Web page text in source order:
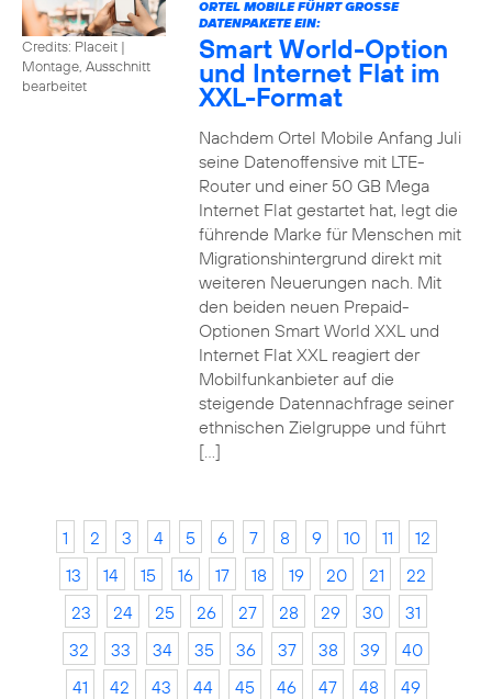
Credits: Placeit |
Montage, Ausschnitt
bearbeitet
ORTEL MOBILE FÜHRT GROSSE D
ATENPAKETE EIN:
Smart World-Option
und Internet Flat im
XXL-Format
Nachdem Ortel Mobile Anfang Juli
seine Datenoffensive mit LTE-
Router und einer 50 GB Mega
Internet Flat gestartet hat, legt die
führende Marke für Menschen mit
Migrationshintergrund direkt mit
weiteren Neuerungen nach. Mit
den beiden neuen Prepaid-
Optionen Smart World XXL und
Internet Flat XXL reagiert der
Mobilfunkanbieter auf die
steigende Datennachfrage seiner
ethnischen Zielgruppe und führt
[…]
1 2 3 4 5 6 7 8 9 10 11
12
13
14 15 16 17 18 19 20 21
22
23
24 25 26 27 28 29 30
31
32
33 34 35 36 37 38 39
40
41
42 43 44 45 46 47 48
49